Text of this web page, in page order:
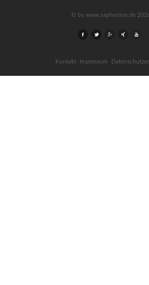
© by www.saphenion.de
Kontakt Impressum